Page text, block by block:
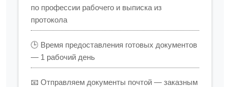
по профессии рабочего и выписка из
протокола
🕒 Время предоставления готовых документов
— 1 рабочий день
📧 Отправляем документы почтой — заказным